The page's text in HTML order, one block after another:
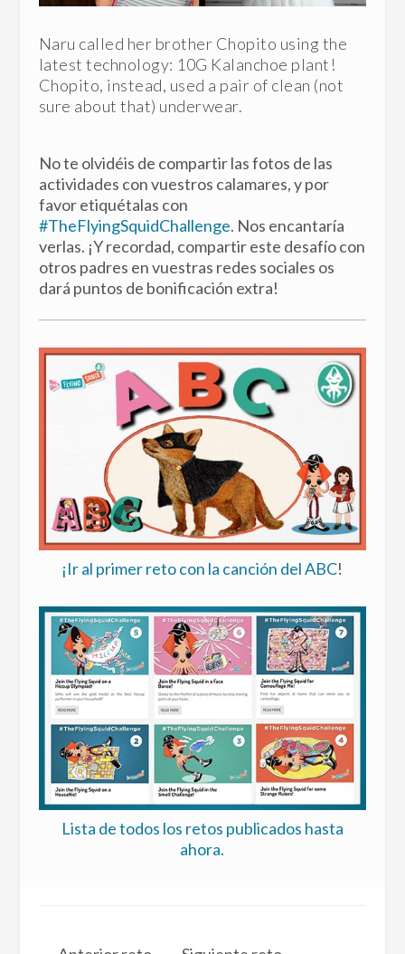
Naru called her brother Chopito using the
latest technology: 10G Kalanchoe plant!
Chopito, instead, used a pair of clean (not
sure about that) underwear.
No te olvidéis de compartir las fotos de las
actividades con vuestros calamares, y por
favor etiquétalas con
#TheFlyingSquidChallenge. Nos encantaría
verlas. ¡Y recordad, compartir este desafío con
otros padres en vuestras redes sociales os
dará puntos de bonificación extra!
¡Ir al primer reto con la canción del ABC!
Lista de todos los retos publicados hasta
ahora.